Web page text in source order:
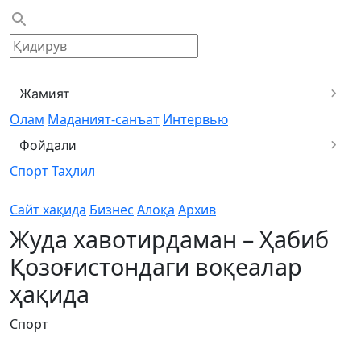
Жамият
Олам Маданият-санъат Интервью
Фойдали
СпортТаҳлил
Сайт хақида Бизнес Алоқа Архив
Жуда хавотирдаман – Ҳабиб
Қозоғистондаги воқеалар
ҳақида
Спорт